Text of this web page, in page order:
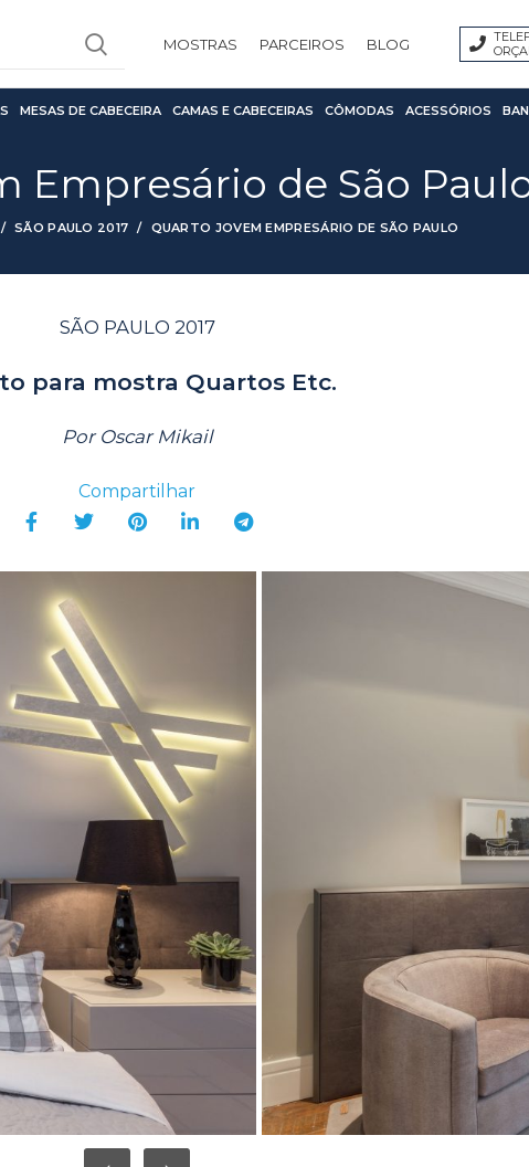
MOSTRAS PARCEIROS BLOG
MESAS DE CABECEIRA CAMAS E CABECEIRAS CÔMODAS ACESSÓRIOS
Empresário de São
SÃO PAULO 2017 QUARTO JOVEM EMPRESÁRIO DE SÃO PAULO
SÃO PAULO 2017
para mostra Quartos Etc.
Por Oscar Mikail